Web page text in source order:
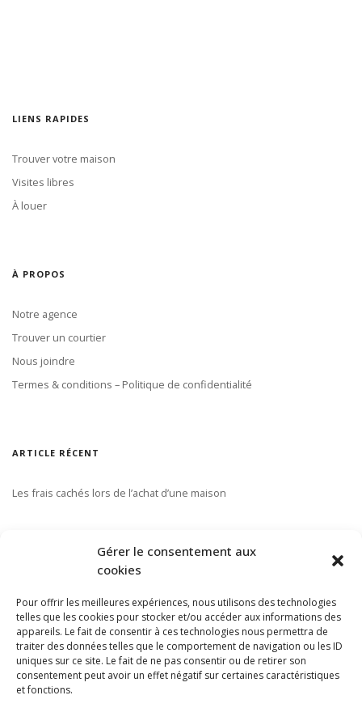
Gérer le consentement aux
cookies
Pour offrir les meilleures expériences, nous utilisons des technologies
telles que les cookies pour stocker et/ou accéder aux informations des
appareils. Le fait de consentir à ces technologies nous permettra de
traiter des données telles que le comportement de navigation ou les ID
uniques sur ce site. Le fait de ne pas consentir ou de retirer son
consentement peut avoir un effet négatif sur certaines caractéristiques
et fonctions.
LIENS RAPIDES
Trouver votre maison
Visites libres
À louer
À PROPOS
Notre agence
Trouver un courtier
Nous joindre
Termes & conditions – Politique de confidentialité
ARTICLE RÉCENT
Les frais cachés lors de l’achat d’une maison